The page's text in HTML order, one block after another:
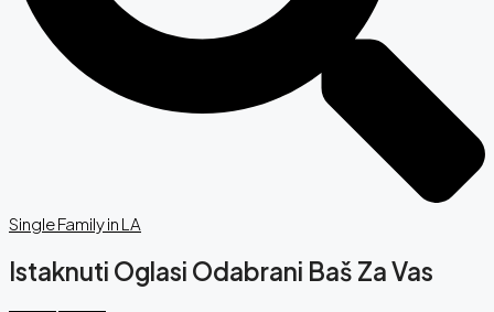
Single Family in LA
Istaknuti Oglasi Odabrani Baš Za Vas